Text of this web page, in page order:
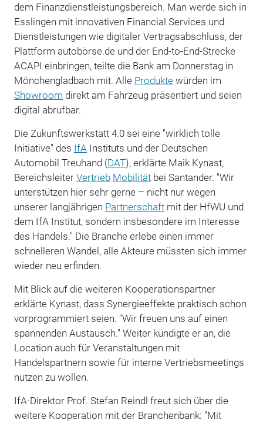
dem Finanzdienstleistungsbereich. Man werde sich in
Esslingen mit innovativen Financial Services und
Dienstleistungen wie digitaler Vertragsabschluss, der
Plattform autobörse.de und der End-to-End-Strecke
ACAPI einbringen, teilte die Bank am Donnerstag in
Mönchengladbach mit. Alle Produktewürden im
Showroom direkt am Fahrzeug präsentiert und seien
digital abrufbar.
Die Zukunftswerkstatt 4.0 sei eine "wirklich tolle
Initiative" des IfA Instituts und der Deutschen
Automobil Treuhand (DAT), erklärte Maik Kynast,
Bereichsleiter Vertrieb Mobilitätbei Santander. "Wir
unterstützen hier sehr gerne – nicht nur wegen
unserer langjährigen Partnerschaftmit der HfWU und
dem IfA Institut, sondern insbesondere im Interesse
des Handels." Die Branche erlebe einen immer
schnelleren Wandel, alle Akteure müssten sich immer
wieder neu erfinden.
Mit Blick auf die weiteren Kooperationspartner
erklärte Kynast, dass Synergieeffekte praktisch schon
vorprogrammiert seien. "Wir freuen uns auf einen
spannenden Austausch." Weiter kündigte er an, die
Location auch für Veranstaltungen mit
Handelspartnern sowie für interne Vertriebsmeetings
nutzen zu wollen.
IfA-Direktor Prof. Stefan Reindl freut sich über die
weitere Kooperation mit der Branchenbank: "Mit